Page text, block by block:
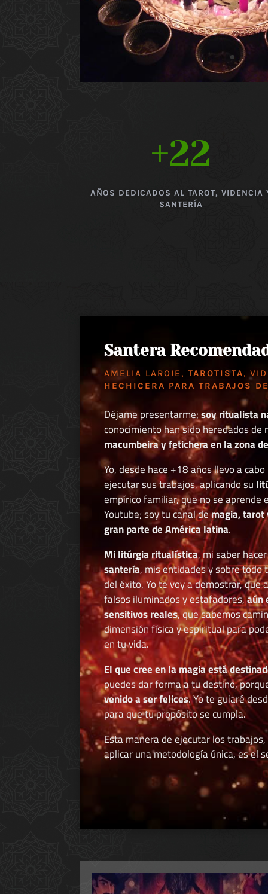
+22
AÑOS DEDICADOS AL TAROT, VIDENCIA
SANTERÍA
Santera
AMELIA LAROIE,TAROTISTA,
HECHICERA PARA TRABAJOS
Déjame presentarme;soy ritualista
conocimiento han sido heredados
macumbeira y fetichera en la zona
Yo, desde hace +18 años llevo a
ejecutar sus trabajos, aplicando su
empírico familiar, que no se aprende
Youtube; soy tu canal demagia, tarot
gran parte de América latina.
Mi litúrgia ritualística, mi saber
santería, mis entidades y sobre todo
del éxito. Yo te voy a demostrar, que
falsos iluminados y estafadores,aún
sensitivos reales, que sabemos
dimensión física y espiritual para
en tu vida.
El que cree en la magia está
puedes dar forma a tu destino,
venido a ser felices. Yo te guiaré
para que tu propósito se cumpla.
Esta manera de ejecutar los
aplicar una metodología única, es el